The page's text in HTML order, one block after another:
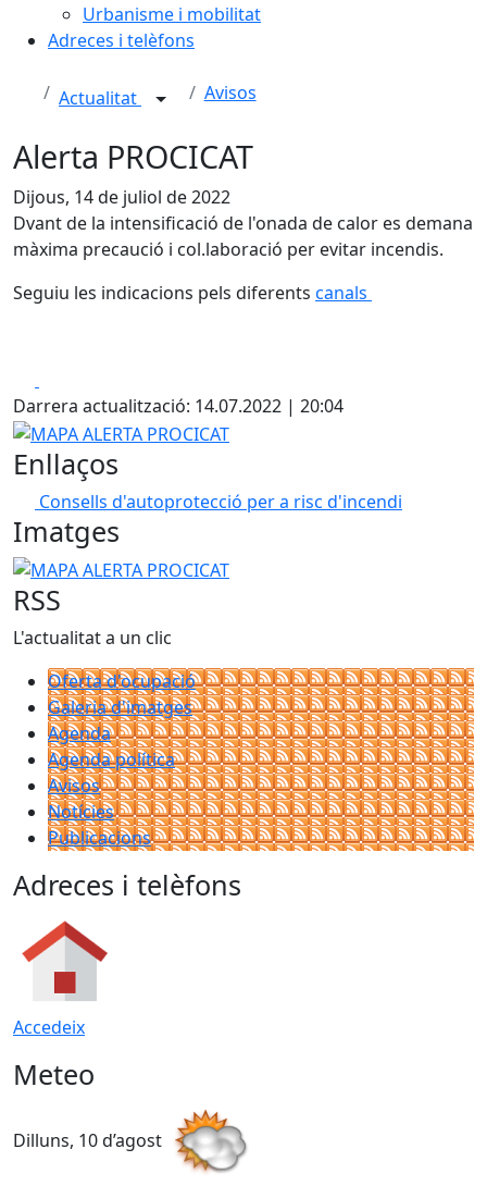
Urbanisme i mobilitat
Adreces i telèfons
Actualitat Avisos
Alerta PROCICAT
Dijous, 14 de juliol de 2022
Dvant de la intensificació de l'onada de calor es demana
màxima precaució i col.laboració per evitar incendis.
Seguiu les indicacions pels diferents canals
Darrera actualització: 14.07.2022 | 20:04
MAPA ALERTA PROCICAT
Enllaços
Consells d'autoprotecció per a risc d'incendi
Imatges
MAPA ALERTA PROCICAT
RSS
L'actualitat a un clic
Oferta d'ocupació
Galeria d'imatges
Agenda
Agenda política
Avisos
Notícies
Publicacions
Adreces i telèfons
Accedeix
Meteo
Dilluns, 10 d’agost